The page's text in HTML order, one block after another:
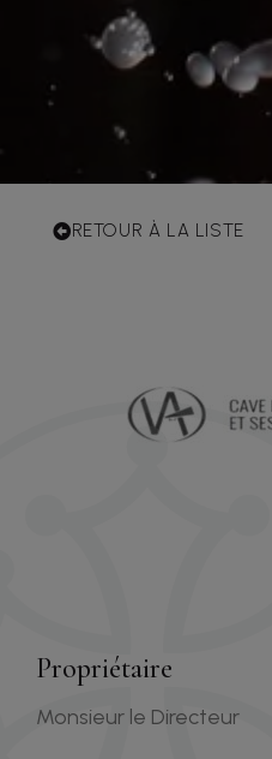
RETOUR À LA LISTE
Propriétaire
Monsieur le Directeur